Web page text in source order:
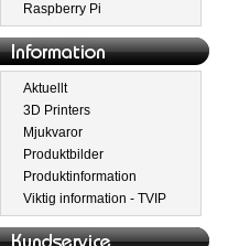
Raspberry Pi
Aktuellt
3D Printers
Mjukvaror
Produktbilder
Produktinformation
Viktig information - TVIP